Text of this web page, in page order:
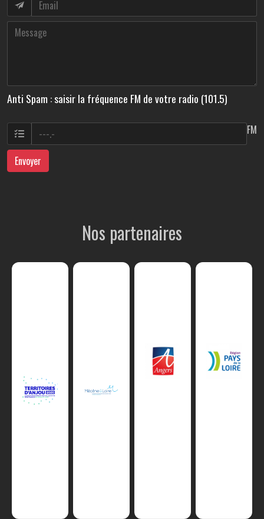
Anti Spam : saisir la fréquence FM de votre radio (101.5)
FM
Envoyer
Nos partenaires